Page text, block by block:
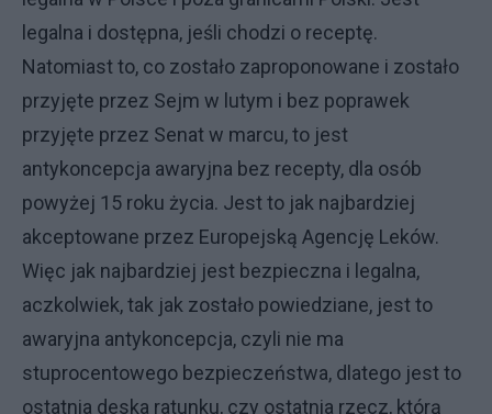
legalna i dostępna, jeśli chodzi o receptę.
Natomiast to, co zostało zaproponowane i zostało
przyjęte przez Sejm w lutym i bez poprawek
przyjęte przez Senat w marcu, to jest
antykoncepcja awaryjna bez recepty, dla osób
powyżej 15 roku życia. Jest to jak najbardziej
akceptowane przez Europejską Agencję Leków.
Więc jak najbardziej jest bezpieczna i legalna,
aczkolwiek, tak jak zostało powiedziane, jest to
awaryjna antykoncepcja, czyli nie ma
stuprocentowego bezpieczeństwa, dlatego jest to
ostatnia deska ratunku, czy ostatnia rzecz, którą